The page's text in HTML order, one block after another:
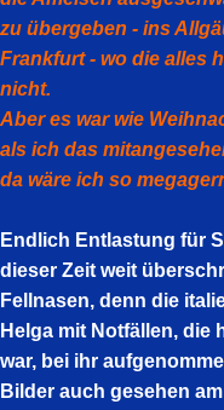
zu übergeben - ins
Frankfurt - wo die alles
nicht.
Aber es war wie
als ich das
da wäre ich so
Endlich Entlastung für
dieser Zeit weit
Fellnasen, denn die
Helga mit Notfällen, die
war, bei ihr
Bilder auch gesehen